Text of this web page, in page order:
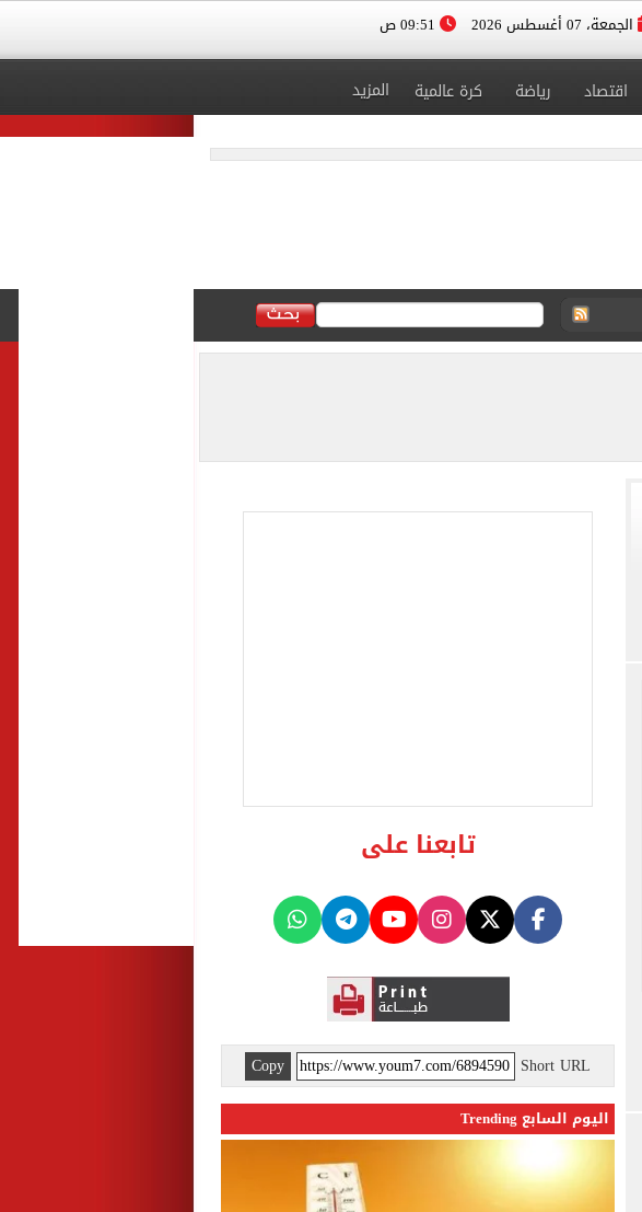
الجمعة، 07 أغسطس 2026
اقتصاد رياضة كرة عالمية المزيد
تابعنا على
Short URL
Copy
اليوم السابع Trending